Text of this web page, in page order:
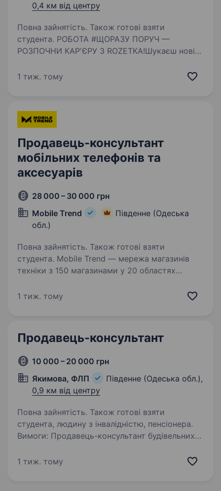
0,4 км від центру
Повна зайнятість. Також готові взяти
студента. РОБОТА #ЩОРАЗУ ПОРУЧ —
РОЗПОЧНИ КАР'ЄРУ З ROZETKA!Шукаєш нові
ми допоможемо тобі стати професіоналом!
1 тиж. тому
Продавець-консультант
мобільних телефонів та
аксесуарів
28 000 – 30 000 грн
Mobile Trend
Південне (Одеська
обл.)
Повна зайнятість. Також готові взяти
студента. Mobile Trend — мережа магазинів
техніки з 150 магазинами у 20 областях
Більше про нас — mobiletrend.com
1 тиж. тому
Продавець-консультант
10 000 – 20 000 грн
Якимова, ФЛП
Південне (Одеська обл.),
0,9 км від центру
Повна зайнятість. Також готові взяти
студента, людину з інвалідністю, пенсіонера.
Вимоги: Продавець-консультант будівельних
працевлаштування Своєчасна виплата
1 тиж. тому